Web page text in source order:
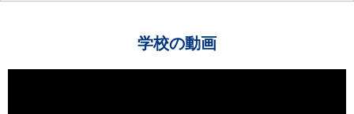
学校の動画